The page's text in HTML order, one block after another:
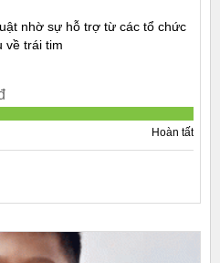
nhờ sự hỗ trợ từ các tổ chức
về trái tim
Hoàn tất